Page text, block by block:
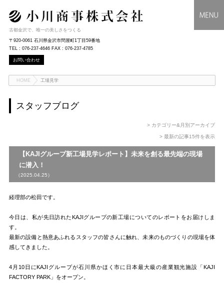
古都金沢で、唯一の美しさをつくる
〒920-0061 石川県金沢市問屋町1丁目59番地
TEL : 076-237-4646 FAX : 076-237-4785
お問い合わせ
HOME 工場見学
スタッフブログ
> カテゴリー&月別アーカイブ
> 最新の記事15件を表示
【KAJIグループ新工場見学レポート】未来を創る最先端の現場
に潜入！
（2025.04.25）
経理部の松田です。
今日は、私が先日訪れたKAJIグループの新工場についてのレポートをお届けしま
す。
最新の設備と熱意あふれるスタッフの皆さんに触れ、未来のものづくりの現場を体
感してきました。
4月10日にKAJIグループが石川県かほく市に日本最大級の産業観光施設「KAJI
FACTORY PARK」をオープン。